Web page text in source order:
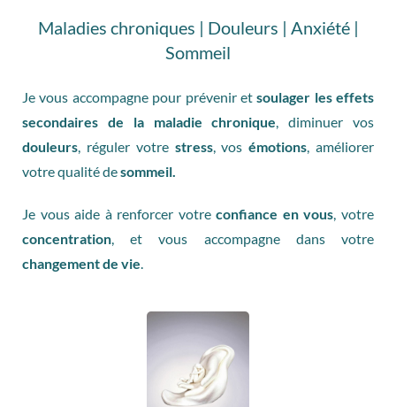
Maladies chroniques | Douleurs | Anxiété |
Sommeil
Je vous accompagne pour prévenir etsoulager les effets
secondaires de la maladie chronique , diminuer vos
douleurs , réguler votre stress, vosémotions , améliorer
votre qualité desommeil.
Je vous aide à renforcer votreconfiance en vous , votre
concentration , et vous accompagne dans votre
changement de vie